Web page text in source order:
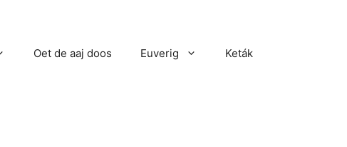
Oet de aaj doos Euverig Keták